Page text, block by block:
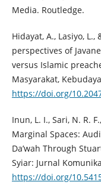
Media. Routledge.
Hidayat, A., Lasiyo, L.,
perspectives of
versus Islamic
Masyarakat,
https://doi.org/
Inun, L. I., Sari, N. R.
Marginal Spaces:
Da’wah Through
Syiar: Jurnal
https://doi.org/